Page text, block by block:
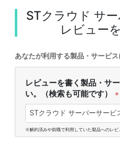
STクラウド サ
レビュー
あなたが利用する製品・サービ
レビューを書く製品・サ
い。（検索も可能です）
*
STクラウド サーバーサービ
※解約済みや前職で利用していた製品へのレビ